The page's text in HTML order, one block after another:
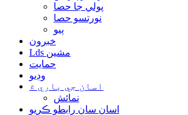
پولي جا حصا
نورتسو حصا
ٻيو
خبرون
Lds مشين
حمايت
وڊيو
اسان جي باري ۾
نمائش
اسان سان رابطو ڪريو